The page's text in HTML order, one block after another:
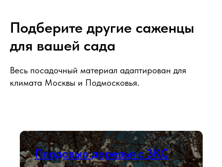
Подберите другие саженцы
для вашей сада
Весь посадочный материал адаптирован для
климата Москвы и Подмосковья.
Плодовые деревья с ЗКС